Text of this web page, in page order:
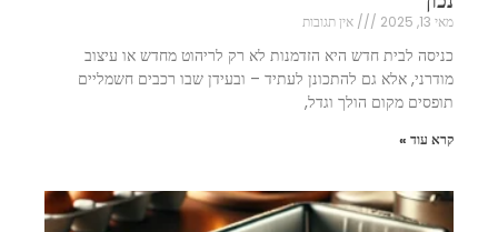
מאי 13, 2025 אין תגובות
כניסה לבית חדש היא הזדמנות לא רק לריהוט מחדש או עיצוב
מודרני, אלא גם להתכונן לעתיד – ובעידן שבו רכבים חשמליים
תופסים מקום הולך וגדל,
קרא עוד »